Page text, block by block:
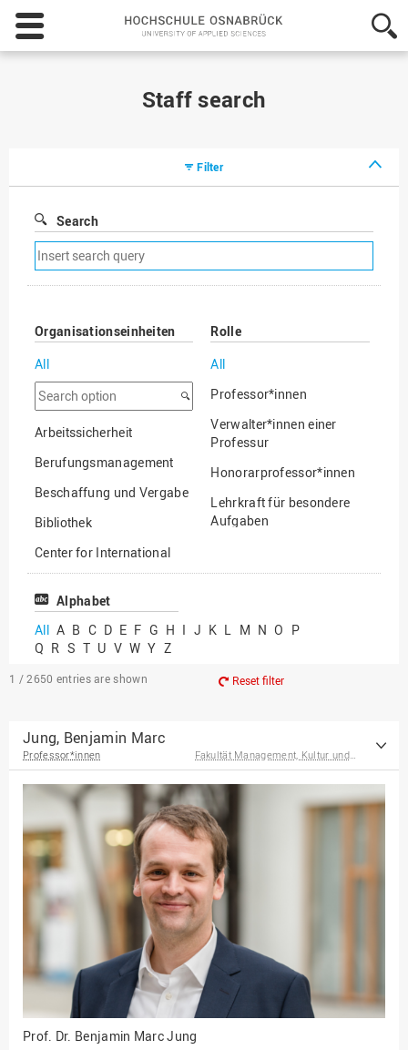
Hochschule
Osnabrück
-
Staff search
Filter
Search
Remove
search
filter
Organisationseinheiten
All
Search
option
Arbeitssicherheit
Berufungsmanagement
Beschaffung und Vergabe
Bibliothek
Center for International
Mobility
Center for International
Chancengerechtigkeit
eLearning Competence
Fakultät
Agrarwissenschaften und
Landschaftsarchitektur
Fakultät
Ingenieurwissenschaften
und Informatik
Fakultät Management,
Kultur und Technik
Fakultät Wirtschafts- und
Sozialwissenschaften
Finanzen
Forschung, Kooperation,
Drittmittel
Rolle
All
Professor*innen
Verwalter*innen einer
Professur
Honorarprofessor*innen
Lehrkraft für besondere
Aufgaben
Professor*innen im
Alphabet
All A B C D E F G H I J K L M N O P
Q R S T U V W Y Z
1 / 2650 entries are shown Reset filter
Jung, Benjamin Marc
Professor*innen Fakultät Management, Kultur und Technik
Prof. Dr. Benjamin Marc Jung